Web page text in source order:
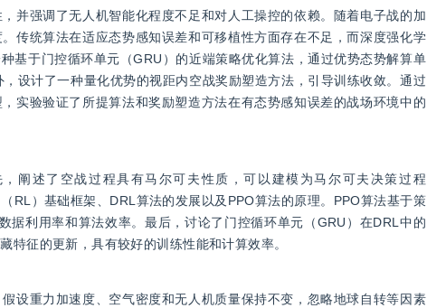
并强调了无人机智能化程度不足和对人工操控的依赖。随着电子战的加
传统算法在适应态势感知误差和可移植性方面存在不足，而深度强化学
基于门控循环单元（GRU）的近端策略优化算法，通过优势态势解算单
设计了一种量化优势的视距内空战奖励塑造方法，引导训练收敛。通过
实验验证了所提算法和奖励塑造方法在有态势感知误差的战场环境中的
阐述了空战过程具有马尔可夫性质，可以建模为马尔可夫决策过程
RL）基础框架、DRL算法的发展以及PPO算法的原理。PPO算法基于策
利用率和算法效率。最后，讨论了门控循环单元（GRU）在DRL中的
特征的更新，具有较好的训练性能和计算效率。
设重力加速度、空气密度和无人机质量保持不变，忽略地球自转等因素